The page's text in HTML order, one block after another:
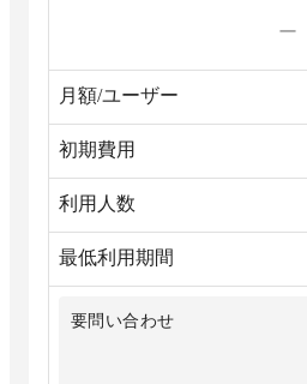
ー
月額/ユーザー
初期費用
利用人数
最低利用期間
要問い合わせ